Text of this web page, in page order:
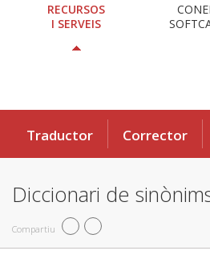
RECURSOS
I SERVEIS
Traductor Corrector
Diccionari de
Compartiu